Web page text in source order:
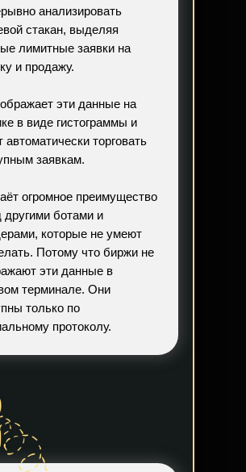
анализировать
стакан, выделяя
лимитные заявки на
и продажу.
эти данные на
в виде гистограммы и
автоматически торговать
заявкам.
огромное преимущество
другими ботами и
которые не умеют
Потому что биржи не
эти данные в
терминале. Они
только по
протоколу.